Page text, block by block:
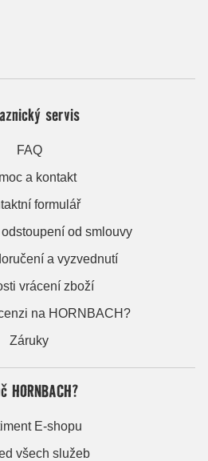
servis
FAQ
a kontakt
formulář
od smlouvy
a vyzvednutí
vrácení zboží
na HORNBACH?
Záruky
HORNBACH?
E-shopu
všech služeb